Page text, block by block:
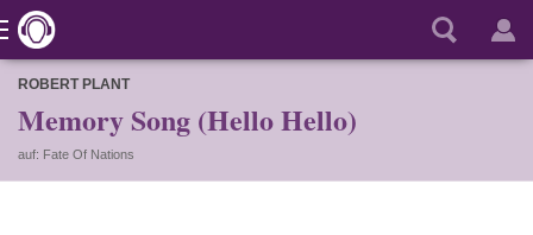
ROBERT PLANT
Memory Song (Hello Hello)
auf: Fate Of Nations